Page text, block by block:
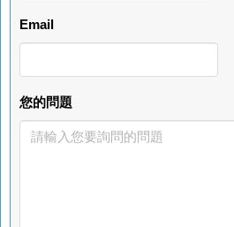
Email
您的問題